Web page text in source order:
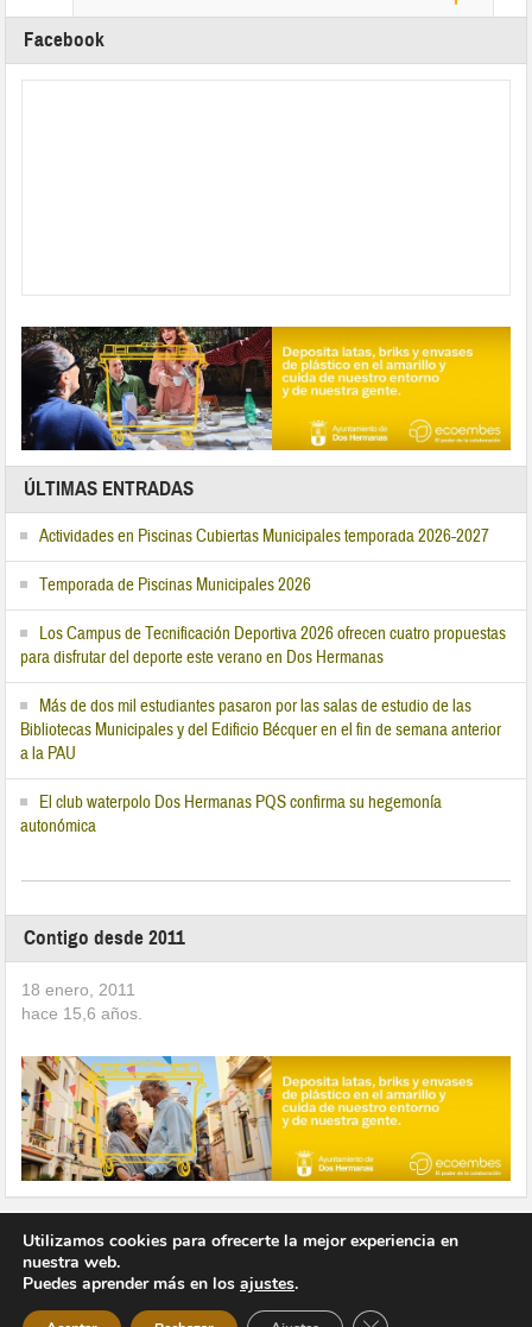
Facebook
ÚLTIMAS ENTRADAS
Actividades en Piscinas Cubiertas Municipales temporada 2026-2027
Temporada de Piscinas Municipales 2026
Los Campus de Tecnificación Deportiva 2026 ofrecen cuatro propuestas
para disfrutar del deporte este verano en Dos Hermanas
Más de dos mil estudiantes pasaron por las salas de estudio de las
Bibliotecas Municipales y del Edificio Bécquer en el fin de semana anterior
a la PAU
El club waterpolo Dos Hermanas PQS confirma su hegemonía
autonómica
Contigo desde 2011
18 enero, 2011
hace 15,6 años.
Copyright © 2026 Vivir en Montequinto Periódico Digital
Utilizamos cookies para ofrecerte la mejor experiencia en
nuestra web.
Puedes aprender más en los ajustes.